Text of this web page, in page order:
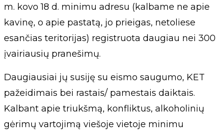
m. kovo 18 d. minimu adresu (kalbame ne apie
kavinę, o apie pastatą, jo prieigas, netoliese
esančias teritorijas) registruota daugiau nei 300
įvairiausių pranešimų.
Daugiausiai jų susiję su eismo saugumo, KET
pažeidimais bei rastais/ pamestais daiktais.
Kalbant apie triukšmą, konfliktus, alkoholinių
gėrimų vartojimą viešoje vietoje minimu